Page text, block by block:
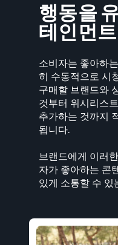
행동을
테인먼트
소비자는 좋아하
히 수동적으로 시
구매할 브랜드와
것부터 위시리스
추가하는 것까지
됩니다.
브랜드에게 이러
자가 좋아하는 콘
있게 소통할 수 있